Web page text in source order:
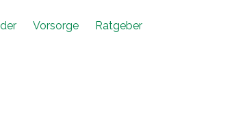
Vorsorge Ratgeber